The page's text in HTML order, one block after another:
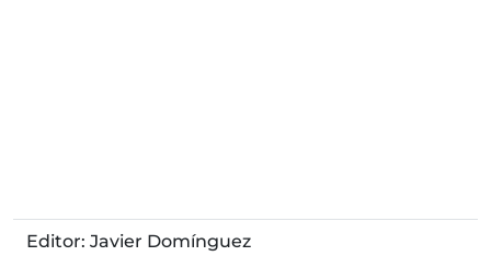
Editor: Javier Domínguez